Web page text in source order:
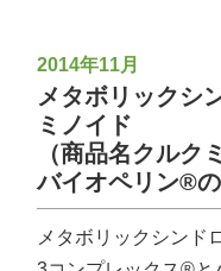
2014年11月
メタボリックシ
ミノイド
（商品名クルク
バイオペリン®
メタボリックシンド